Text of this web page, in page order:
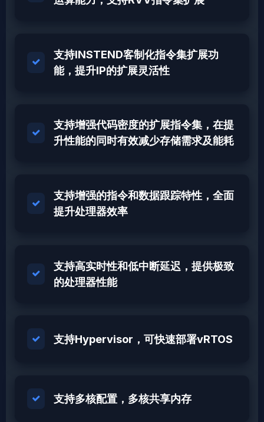
支持INSTEND客制化指令集扩展功
能，提升IP的扩展灵活性
支持增强代码密度的扩展指令集，在提
升性能的同时有效减少存储需求及能耗
支持增强的指令和数据跟踪特性，全面
提升处理器效率
支持高实时性和低中断延迟，提供极致
的处理器性能
支持Hypervisor，可快速部署vRTOS
支持多核配置，多核共享内存